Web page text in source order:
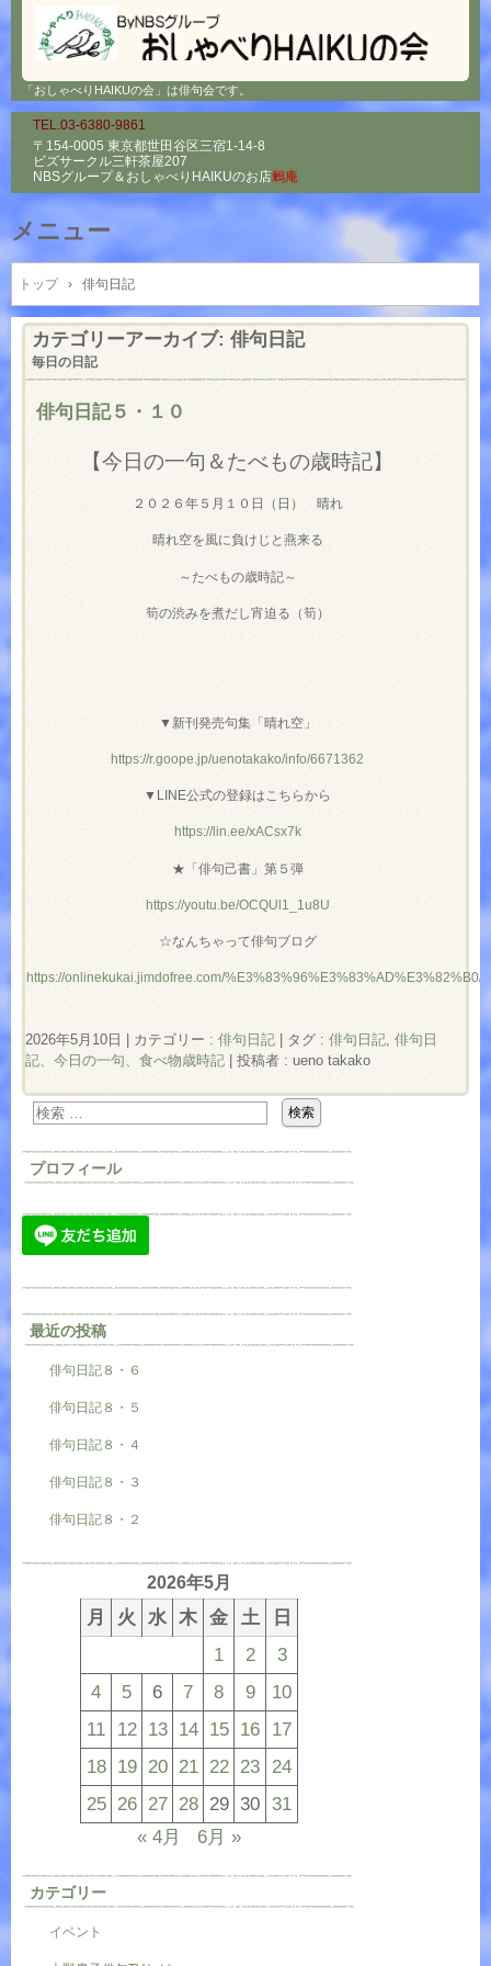
「おしゃべりHAIKUの会」は俳句会です。
TEL.03-6380-9861
〒154-0005 東京都世田谷区三宿1-14-8
ビズサークル三軒茶屋207
NBSグループ＆ おしゃべりHAIKUのお店鶫庵
メニュー
コ
ン
テ
ン
へ
トップ › 俳句日記
カテゴリーアーカイブ: 俳句日記
毎日の日記
俳句日記５・１０
【今日の一句＆たべもの歳時記】
２０２６年５月１０日（日） 晴れ
晴れ空を風に負けじと燕来る
～たべもの歳時記～
筍の渋みを煮だし宵迫る（筍）
▼新刊発売句集「晴れ空」
https://r.goope.jp/uenotakako/info/6671362
▼LINE公式の登録はこちらから
https://lin.ee/xACsx7k
★「俳句己書」第５弾
https://youtu.be/OCQUl1_1u8U
☆なんちゃって俳句ブログ
https://onlinekukai.jimdofree.com/%E3%83%96%E3%83%AD%E3%82%B0/
2026年5月10日 カテゴリー : 俳句日記 タグ : 俳句日記, 俳句日
記、今日の一句、食べ物歳時記
投稿者 : ueno takako
プロフィール
最近の投稿
俳句日記８・６
俳句日記８・５
俳句日記８・４
俳句日記８・３
俳句日記８・２
2026年5月
月 火 水 木 金 土
日
1
2
3
4
5 6 7 8 9
10
11 12 13 14 15 16 17
18 19 20 21 22 23 24
25 26 27 28 29 30 31
« 4月
6月 »
カテゴリー
イベント